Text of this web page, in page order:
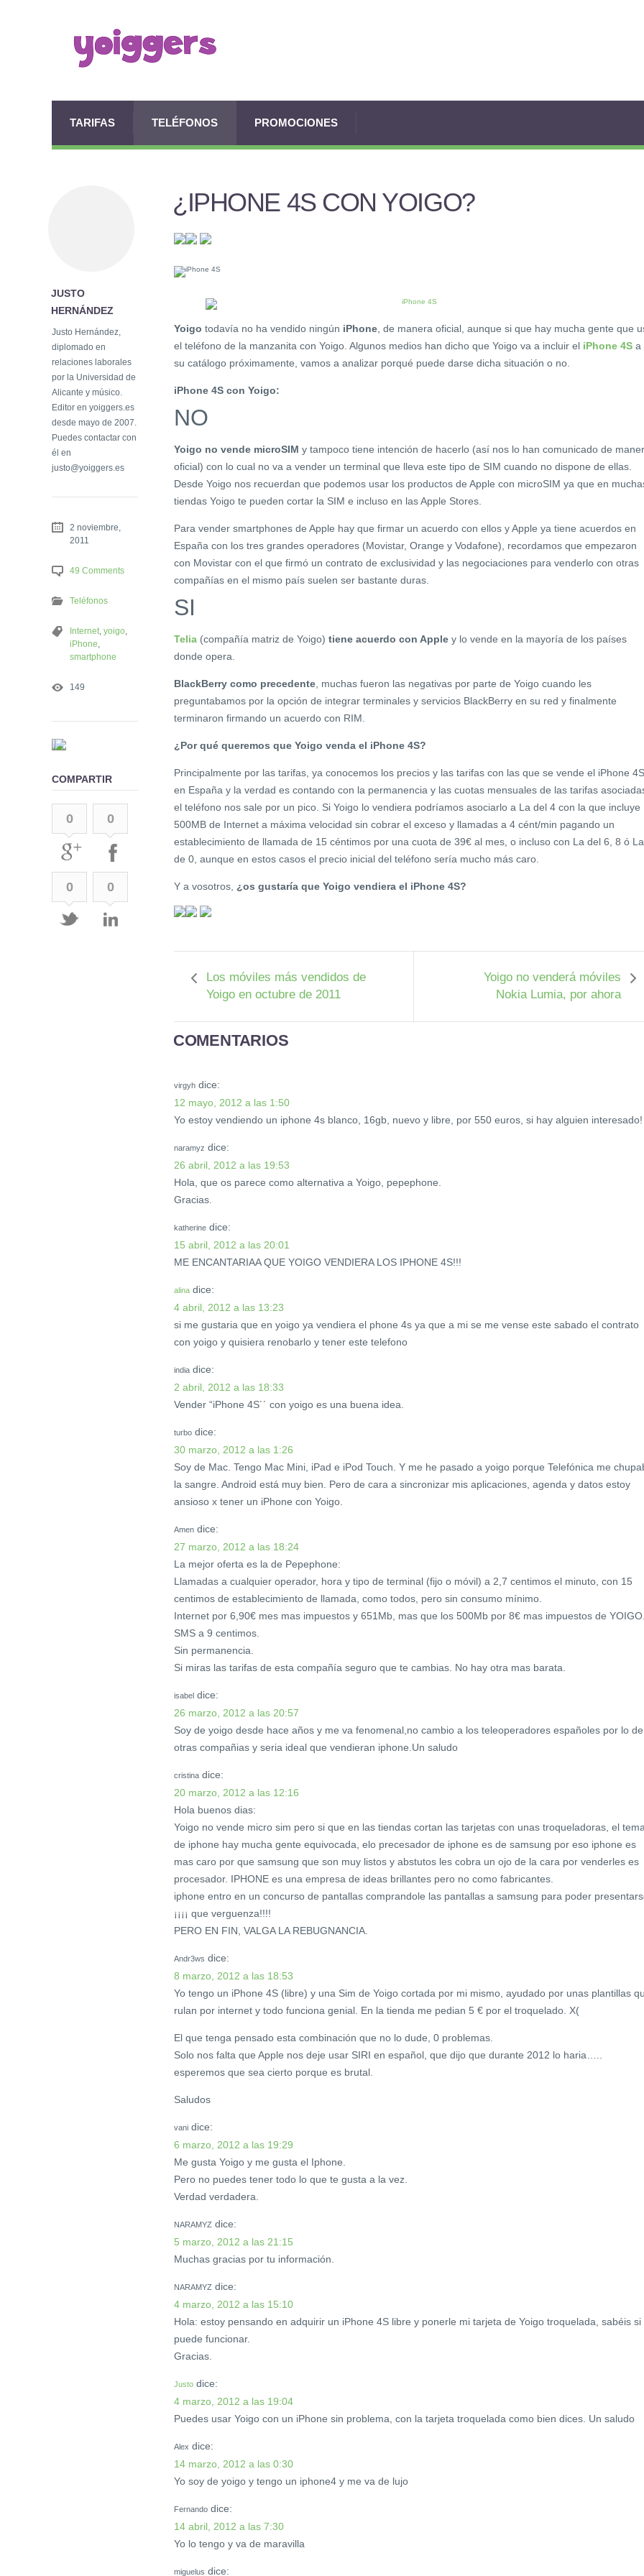
TARIFAS TELÉFONOS PROMOCIONES
¿IPHONE 4S CON YOIGO?
Yoigo todavía no ha vendido ningún iPhone , de manera oficial, aunque si que hay mucha gente que
el teléfono de la manzanita con Yoigo. Algunos medios han dicho que Yoigo va a incluir el iPhone 4S a
su catálogo próximamente, vamos a analizar porqué puede darse dicha situación o no.
iPhone 4S con Yoigo:
NO
Yoigo no vende microSIM y tampoco tiene intención de hacerlo (así nos lo han comunicado de
oficial) con lo cual no va a vender un terminal que lleva este tipo de SIM cuando no dispone de ellas.
Desde Yoigo nos recuerdan que podemos usar los productos de Apple con microSIM ya que en
tiendas Yoigo te pueden cortar la SIM e incluso en las Apple Stores.
Para vender smartphones de Apple hay que firmar un acuerdo con ellos y Apple ya tiene acuerdos en
España con los tres grandes operadores (Movistar, Orange y Vodafone), recordamos que empezaron
con Movistar con el que firmó un contrato de exclusividad y las negociaciones para venderlo con otras
compañías en el mismo país suelen ser bastante duras.
SI
Telia (compañía matriz de Yoigo) tiene acuerdo con Apple y lo vende en la mayoría de los países
donde opera.
BlackBerry como precedente , muchas fueron las negativas por parte de Yoigo cuando les
preguntabamos por la opción de integrar terminales y servicios BlackBerry en su red y finalmente
terminaron firmando un acuerdo con RIM.
¿Por qué queremos que Yoigo venda el iPhone 4S?
Principalmente por las tarifas, ya conocemos los precios y las tarifas con las que se vende el iPhone 4S
en España y la verdad es contando con la permanencia y las cuotas mensuales de las tarifas
el teléfono nos sale por un pico. Si Yoigo lo vendiera podríamos asociarlo a La del 4 con la que incluye
500MB de Internet a máxima velocidad sin cobrar el exceso y llamadas a 4 cént/min pagando un
establecimiento de llamada de 15 céntimos por una cuota de 39€ al mes, o incluso con La del 6, 8 ó La
de 0, aunque en estos casos el precio inicial del teléfono sería mucho más caro.
Y a vosotros, ¿os gustaría que Yoigo vendiera el iPhone 4S?
Los móviles más vendidos de
Yoigo en octubre de 2011
Yoigo no venderá móviles
Nokia Lumia, por ahora
COMENTARIOS
virgyh dice:
12 mayo, 2012 a las 1:50
Yo estoy vendiendo un iphone 4s blanco, 16gb, nuevo y libre, por 550 euros, si hay alguien interesado!
naramyz dice:
26 abril, 2012 a las 19:53
Hola, que os parece como alternativa a Yoigo, pepephone.
Gracias.
katherine dice:
15 abril, 2012 a las 20:01
ME ENCANTARIAA QUE YOIGO VENDIERA LOS IPHONE 4S!!!
alina dice:
4 abril, 2012 a las 13:23
si me gustaria que en yoigo ya vendiera el phone 4s ya que a mi se me vense este sabado el contrato
con yoigo y quisiera renobarlo y tener este telefono
india dice:
2 abril, 2012 a las 18:33
Vender “iPhone 4S´´ con yoigo es una buena idea.
turbo dice:
30 marzo, 2012 a las 1:26
Soy de Mac. Tengo Mac Mini, iPad e iPod Touch. Y me he pasado a yoigo porque Telefónica me
la sangre. Android está muy bien. Pero de cara a sincronizar mis aplicaciones, agenda y datos estoy
ansioso x tener un iPhone con Yoigo.
Amen dice:
27 marzo, 2012 a las 18:24
La mejor oferta es la de Pepephone:
Llamadas a cualquier operador, hora y tipo de terminal (fijo o móvil) a 2,7 centimos el minuto, con 15
centimos de establecimiento de llamada, como todos, pero sin consumo mínimo.
Internet por 6,90€ mes mas impuestos y 651Mb, mas que los 500Mb por 8€ mas impuestos de
SMS a 9 centimos.
Sin permanencia.
Si miras las tarifas de esta compañía seguro que te cambias. No hay otra mas barata.
isabel dice:
26 marzo, 2012 a las 20:57
Soy de yoigo desde hace años y me va fenomenal,no cambio a los teleoperadores españoles por lo de
otras compañias y seria ideal que vendieran iphone.Un saludo
cristina dice:
20 marzo, 2012 a las 12:16
Hola buenos dias:
Yoigo no vende micro sim pero si que en las tiendas cortan las tarjetas con unas troqueladoras, el
de iphone hay mucha gente equivocada, elo precesador de iphone es de samsung por eso iphone es
mas caro por que samsung que son muy listos y abstutos les cobra un ojo de la cara por venderles es
procesador. IPHONE es una empresa de ideas brillantes pero no como fabricantes.
iphone entro en un concurso de pantallas comprandole las pantallas a samsung para poder
¡¡¡¡ que verguenza!!!!
PERO EN FIN, VALGA LA REBUGNANCIA.
Andr3ws dice:
8 marzo, 2012 a las 18:53
Yo tengo un iPhone 4S (libre) y una Sim de Yoigo cortada por mi mismo, ayudado por unas plantillas
rulan por internet y todo funciona genial. En la tienda me pedian 5 € por el troquelado. X(
El que tenga pensado esta combinación que no lo dude, 0 problemas.
Solo nos falta que Apple nos deje usar SIRI en español, que dijo que durante 2012 lo haria…..
esperemos que sea cierto porque es brutal.
Saludos
vani dice:
6 marzo, 2012 a las 19:29
Me gusta Yoigo y me gusta el Iphone.
Pero no puedes tener todo lo que te gusta a la vez.
Verdad verdadera.
NARAMYZ dice:
5 marzo, 2012 a las 21:15
Muchas gracias por tu información.
NARAMYZ dice:
4 marzo, 2012 a las 15:10
Hola: estoy pensando en adquirir un iPhone 4S libre y ponerle mi tarjeta de Yoigo troquelada, sabéis si
puede funcionar.
Gracias.
Justo dice:
4 marzo, 2012 a las 19:04
Puedes usar Yoigo con un iPhone sin problema, con la tarjeta troquelada como bien dices. Un saludo
Alex dice:
14 marzo, 2012 a las 0:30
Yo soy de yoigo y tengo un iphone4 y me va de lujo
Fernando dice:
14 abril, 2012 a las 7:30
Yo lo tengo y va de maravilla
miguelus dice:
JUSTO
HERNÁNDEZ
Justo Hernández,
diplomado en
relaciones laborales
por la Universidad de
Alicante y músico.
Editor en yoiggers.es
desde mayo de 2007.
Puedes contactar con
él en
justo@yoiggers.es
2 noviembre,
2011
49 Comments
Teléfonos
Internet yoigo
iPhone
smartphone
149
COMPARTIR
0 0
0 0